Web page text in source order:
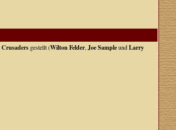
Crusaders gestellt (Wilton Felder, Joe SampleundLarry